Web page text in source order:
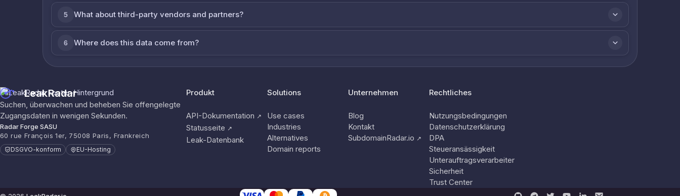
5 What about third-party vendors and partners?
6 Where does this data come from?
LeakRadar
Suchen, überwachen und beheben Sie offengelegte
Zugangsdaten in wenigen Sekunden.
Radar Forge SASU
60 rue François 1er, 75008 Paris, Frankreich
DSGVO-konform EU-Hosting
Produkt
API-Dokumentation ↗
Statusseite ↗
Leak-Datenbank
Solutions
Use cases
Industries
Alternatives
Domain reports
Unternehmen
Blog
Kontakt
SubdomainRadar.io ↗
Rechtliches
Nutzungsbedingungen
Datenschutzerklärung
DPA
Steueransässigkeit
Unterauftragsverarbeiter
Sicherheit
Trust Center